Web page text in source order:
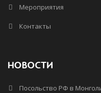
Мероприятия
Контакты
НОВОСТИ
Посольство РФ в